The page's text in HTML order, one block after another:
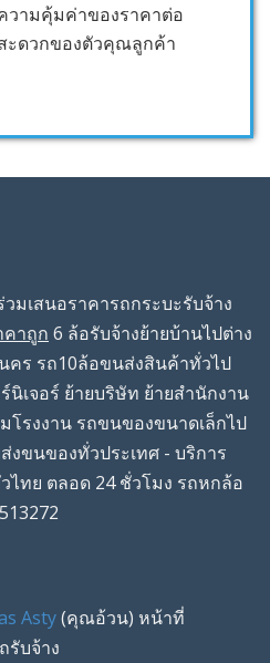
ามคุ้มค่าของราคาต่อ
ะดวกของตัวคุณลูกค้า
มเสนอราคารถกระบะรับจ้าง
คาถูก 6 ล้อรับจ้างย้ายบ้านไปต่าง
คร รถ10ล้อขนส่งสินค้าทั่วไป
นิเจอร์ ย้ายบริษัท ย้ายสํานักงาน
โรงงาน รถขนของขนาดเล็กไป
ขนของทั่วประเทศ - บริการ
ไทย ตลอด 24 ชั่วโมง รถหกล้อ
Asty(คุณอ้วน) หน้าที่
รับจ้าง